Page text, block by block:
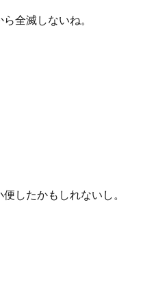
全滅しないね。
したかもしれないし。